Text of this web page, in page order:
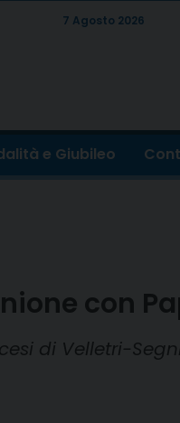
7 Agosto 2026
e Giubileo
con
di Velletri-